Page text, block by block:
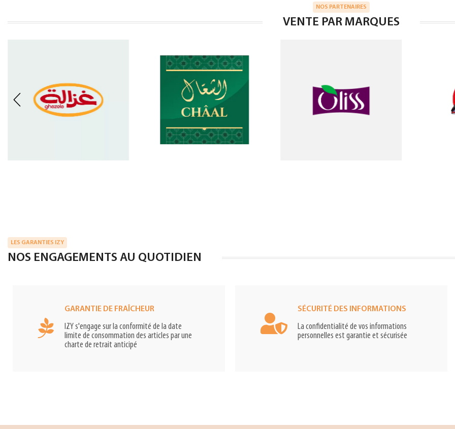
NOS PARTENAIRES
VENTE PAR MARQUES
LES GARANTIES IZY
NOS ENGAGEMENTS AU QUOTIDIEN
GARANTIE DE FRAÎCHEUR
IZY s'engage sur la conformité de la date
limite de consommation des articles par une
charte de retrait anticipé
SÉCURITÉ DES INFORMATIONS
La confidentialité de vos informations
personnelles est garantie et sécurisée